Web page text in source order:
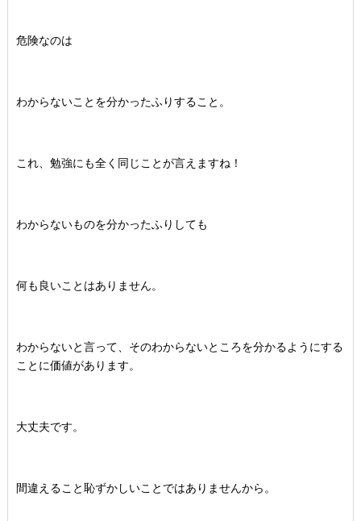
危険なのは
わからないことを分かったふりすること。
これ、勉強にも全く同じことが言えますね！
わからないものを分かったふりしても
何も良いことはありません。
わからないと言って、そのわからないところを分かるようにする
ことに価値があります。
大丈夫です。
間違えること恥ずかしいことではありませんから。